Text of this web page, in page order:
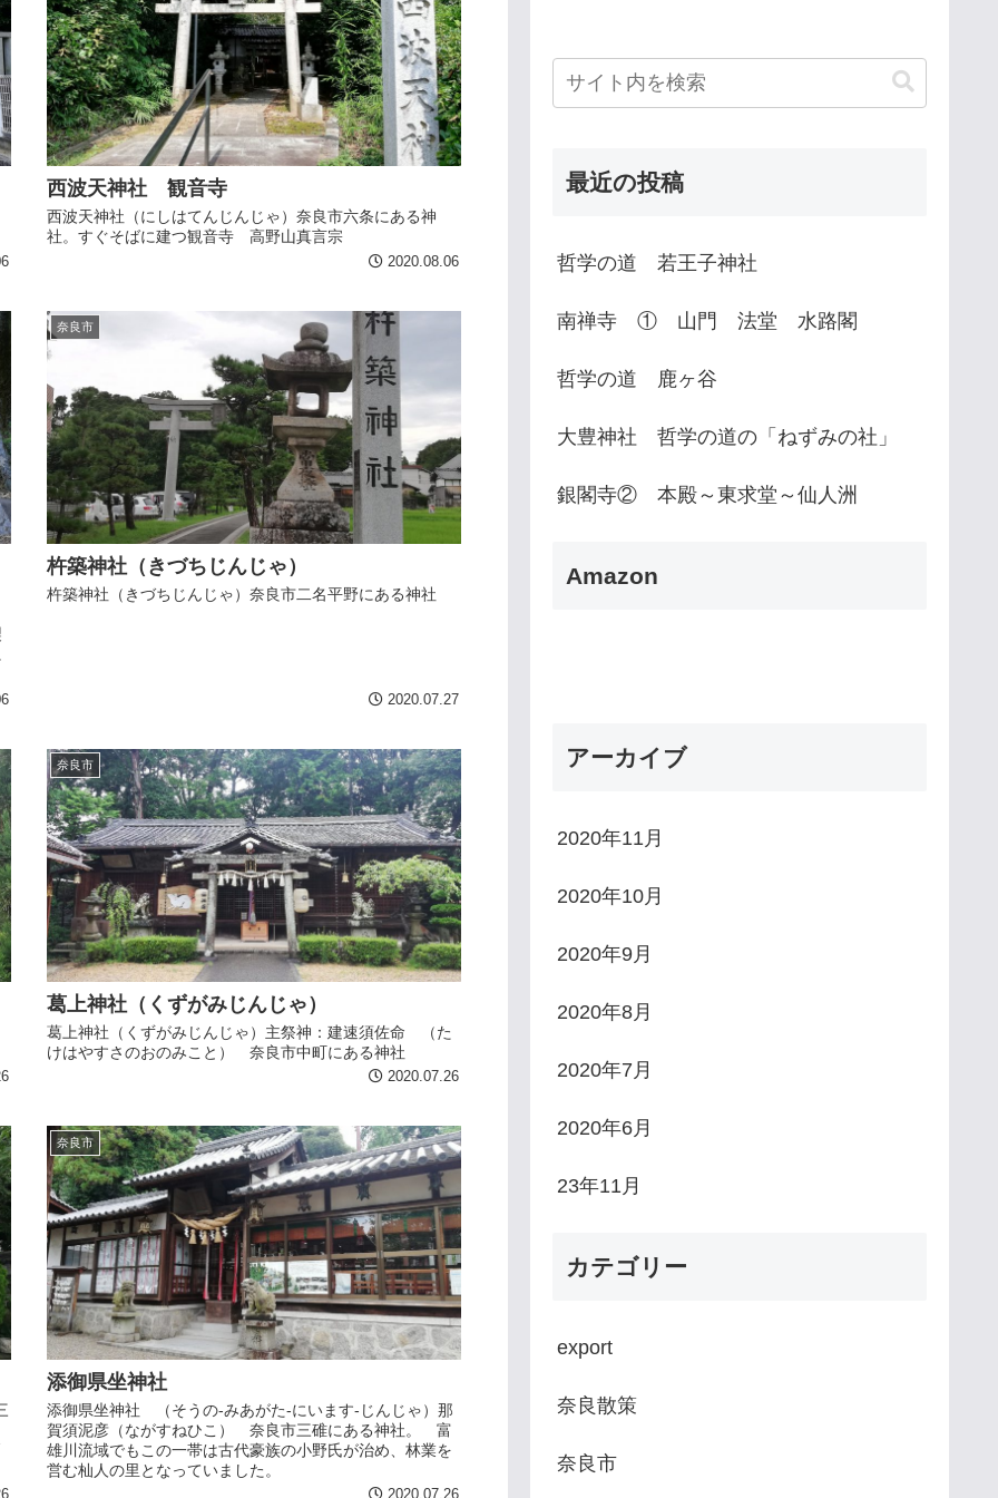
西波天神社 観音寺
西波天神社（にしはてんじんじゃ）奈良市六条にある神
社。すぐそばに建つ観音寺 高野山真言宗
2020.08.06
奈良市
杵築神社（きづちじんじゃ）
杵築神社（きづちじんじゃ）奈良市二名平野にある神社
2020.07.27
奈良市
葛上神社（くずがみじんじゃ）
葛上神社（くずがみじんじゃ）主祭神：建速須佐命 （た
けはやすさのおのみこと） 奈良市中町にある神社
2020.07.26
奈良市
添御県坐神社
添御県坐神社 （そうの-みあがた-にいます-じんじゃ）那
賀須泥彦（ながすねひこ） 奈良市三碓にある神社。 富
雄川流域でもこの一帯は古代豪族の小野氏が治め、林業を
営む杣人の里となっていました。
最近の投稿
哲学の道 若王子神社
南禅寺 ① 山門 法堂 水路閣
哲学の道 鹿ヶ谷
大豊神社 哲学の道の「ねずみの社」
銀閣寺② 本殿～東求堂～仙人洲
Amazon
アーカイブ
2020年11月
2020年10月
2020年9月
2020年8月
2020年7月
2020年6月
23年11月
カテゴリー
export
奈良散策
奈良市